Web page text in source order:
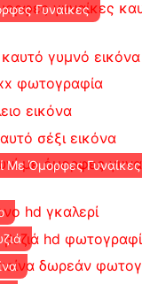
Γυναίκες
Με Όμορφες Γυναίκες